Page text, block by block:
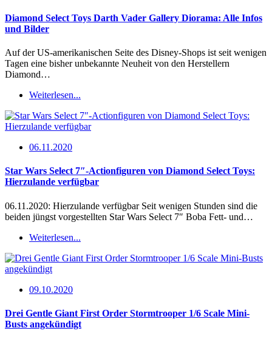
Diamond Select Toys Darth Vader Gallery Diorama: Alle Infos
und Bilder
Auf der US-amerikanischen Seite des Disney-Shops ist seit wenigen
Tagen eine bisher unbekannte Neuheit von den Herstellern
Diamond…
Weiterlesen...
06.11.2020
Star Wars Select 7″-Actionfiguren von Diamond Select Toys:
Hierzulande verfügbar
06.11.2020: Hierzulande verfügbar Seit wenigen Stunden sind die
beiden jüngst vorgestellten Star Wars Select 7″ Boba Fett- und…
Weiterlesen...
09.10.2020
Drei Gentle Giant First Order Stormtrooper 1/6 Scale Mini-
Busts angekündigt